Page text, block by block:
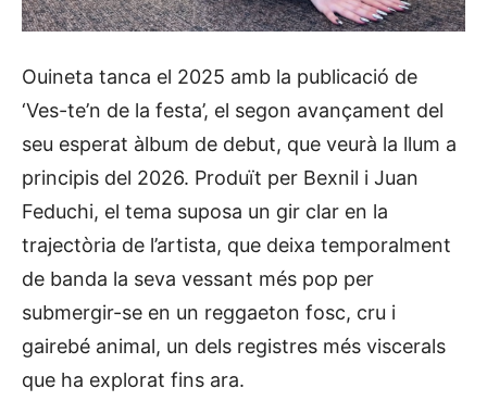
Ouineta tanca el 2025 amb la publicació de
‘Ves-te’n de la festa’, el segon avançament del
seu esperat àlbum de debut, que veurà la llum a
principis del 2026. Produït per Bexnil i Juan
Feduchi, el tema suposa un gir clar en la
trajectòria de l’artista, que deixa temporalment
de banda la seva vessant més pop per
submergir-se en un reggaeton fosc, cru i
gairebé animal, un dels registres més viscerals
que ha explorat fins ara.